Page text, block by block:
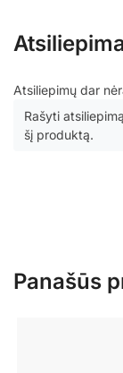
Atsiliepimų dar
Rašyti
šį produktą.
Panašūs